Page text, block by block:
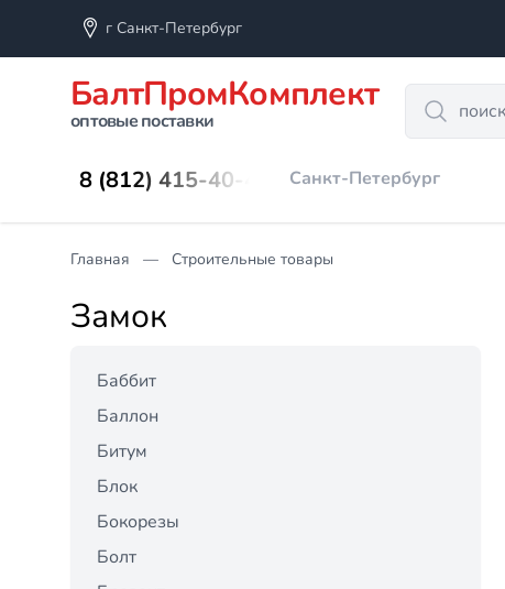
г Санкт-Петербург
БалтПромКомплект
оптовые поставки
Search
8 (812) 415-40-45 Санкт-Петербург
Главная Строительные товары
Замок
Баббит
Баллон
Битум
Блок
Бокорезы
Болт